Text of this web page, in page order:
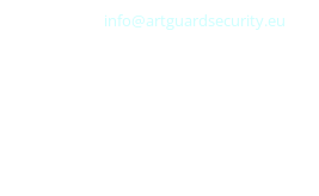
info@artguardsecurity.eu